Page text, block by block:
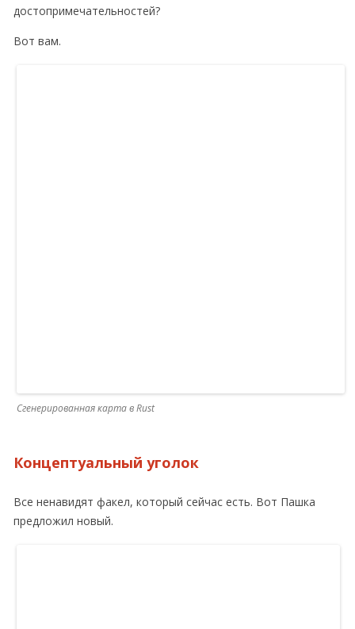
достопримечательностей?
Вот вам.
Сгенерированная карта в Rust
Концептуальный уголок
Все ненавидят факел, который сейчас есть. Вот Пашка
предложил новый.